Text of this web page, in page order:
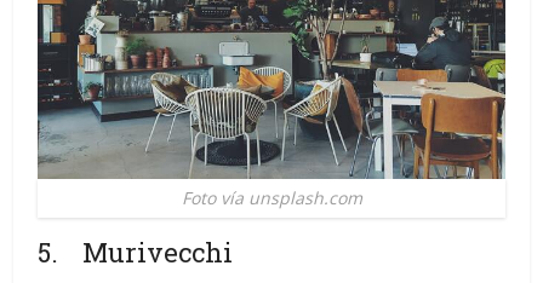
Foto vía unsplash.com
5. Murivecchi